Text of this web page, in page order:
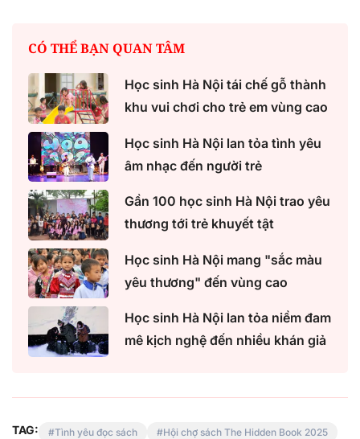
CÓ THỂ BẠN QUAN TÂM
Học sinh Hà Nội tái chế gỗ thành
khu vui chơi cho trẻ em vùng cao
Học sinh Hà Nội lan tỏa tình yêu
âm nhạc đến người trẻ
Gần 100 học sinh Hà Nội trao yêu
thương tới trẻ khuyết tật
Học sinh Hà Nội mang "sắc màu
yêu thương" đến vùng cao
Học sinh Hà Nội lan tỏa niềm đam
mê kịch nghệ đến nhiều khán giả
TAG: Tình yêu đọc sách
Hội chợ sách The Hidden Book 2025